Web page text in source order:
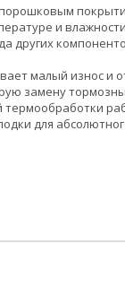
порошковым
и
малый износ и
замену
термообработки
для